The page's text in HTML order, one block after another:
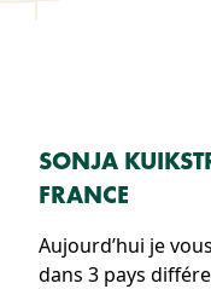
SONJA
FRANCE
Aujourd’hui je
dans 3 pays